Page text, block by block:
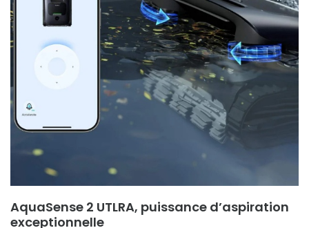
AquaSense 2 UTLRA, puissance d’aspiration
exceptionnelle